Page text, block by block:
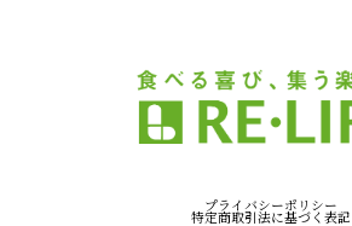
プライバシーポリシー
特定商取引法に基づく表記